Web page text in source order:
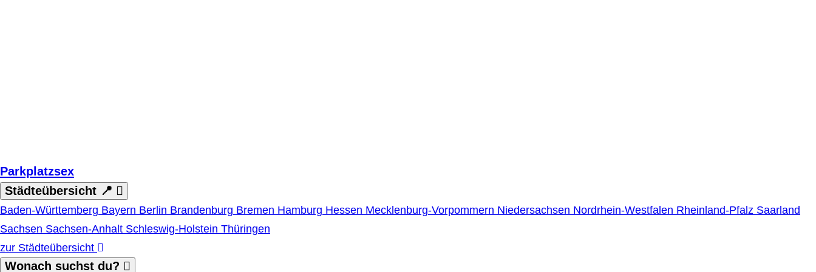
Parkplatzsex
Städteübersicht 📍
Baden-Württemberg Bayern Berlin Brandenburg Bremen Hamburg Hessen Mecklenburg-Vorpommern Niedersachsen Nordrhein-Westfalen Rheinland-Pfalz Saarland
Sachsen Sachsen-Anhalt Schleswig-Holstein Thüringen
zur Städteübersicht
Wonach suchst du?